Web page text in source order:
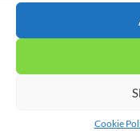
Cookie